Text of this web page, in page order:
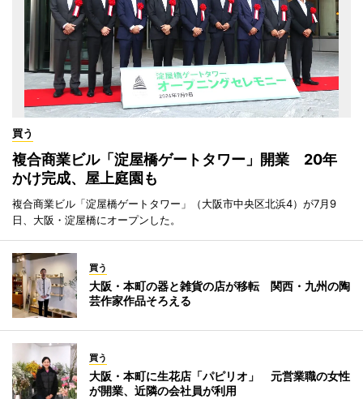
買う
複合商業ビル「淀屋橋ゲートタワー」開業 20年
かけ完成、屋上庭園も
複合商業ビル「淀屋橋ゲートタワー」（大阪市中央区北浜4）が7月9
日、大阪・淀屋橋にオープンした。
買う
大阪・本町の器と雑貨の店が移転 関西・九州の陶
芸作家作品そろえる
買う
大阪・本町に生花店「パピリオ」 元営業職の女性
が開業、近隣の会社員が利用